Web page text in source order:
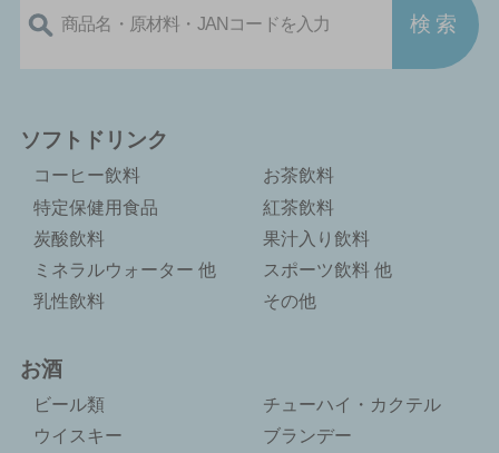
ソフトドリンク
コーヒー飲料
お茶飲料
特定保健用食品
紅茶飲料
炭酸飲料
果汁入り飲料
ミネラルウォーター 他
スポーツ飲料 他
乳性飲料
その他
お酒
ビール類
チューハイ・カクテル
ウイスキー
ブランデー